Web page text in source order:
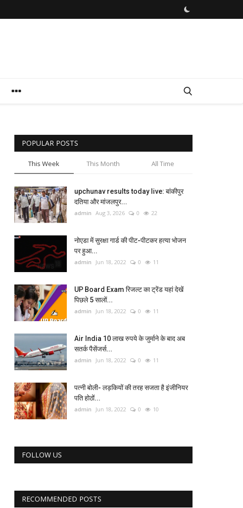
POPULAR POSTS
This Week This Month All Time
upchunav results today live: बांकीपुर
दतिया और मांजलपुर...
admin Aug 3, 2026 0 22
नोएडा में सुरक्षा गार्ड की पीट-पीटकर हत्या भोजन
पर हुआ...
admin Jun 18, 2022 0 11
UP Board Exam रिजल्ट का ट्रेंड यहां देखें
पिछले 5 सालों...
admin Jun 18, 2022 0 11
Air India 10 लाख रुपये के जुर्माने के बाद अब
सतर्क पैसेंजर्स...
admin Jun 18, 2022 0 11
पत्नी बोली- लड़कियों की तरह सजता है इंजीनियर
पति होठों...
admin Jun 18, 2022 0 10
FOLLOW US
RECOMMENDED POSTS